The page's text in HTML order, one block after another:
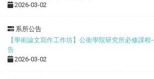
2026-03-02
系所公告
【學術論文寫作工作坊】公衛學院研究所必修課
告
2026-03-02